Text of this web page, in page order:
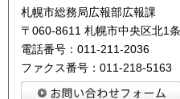
札幌市総務局広報部広報課
〒060-8611 札幌市中央区北1
電話番号：011-211-2036
ファクス番号：011-218-5163